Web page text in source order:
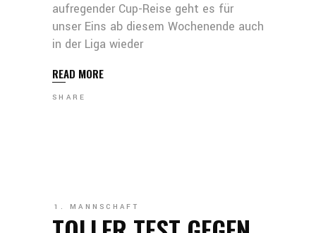
aufregender Cup-Reise geht es für
unser Eins ab diesem Wochenende auch
in der Liga wieder
READ MORE
SHARE
1. MANNSCHAFT